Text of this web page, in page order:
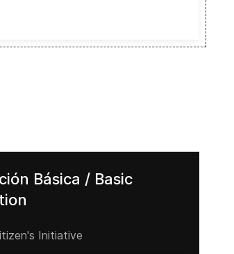
Básica / Basic
Initiative